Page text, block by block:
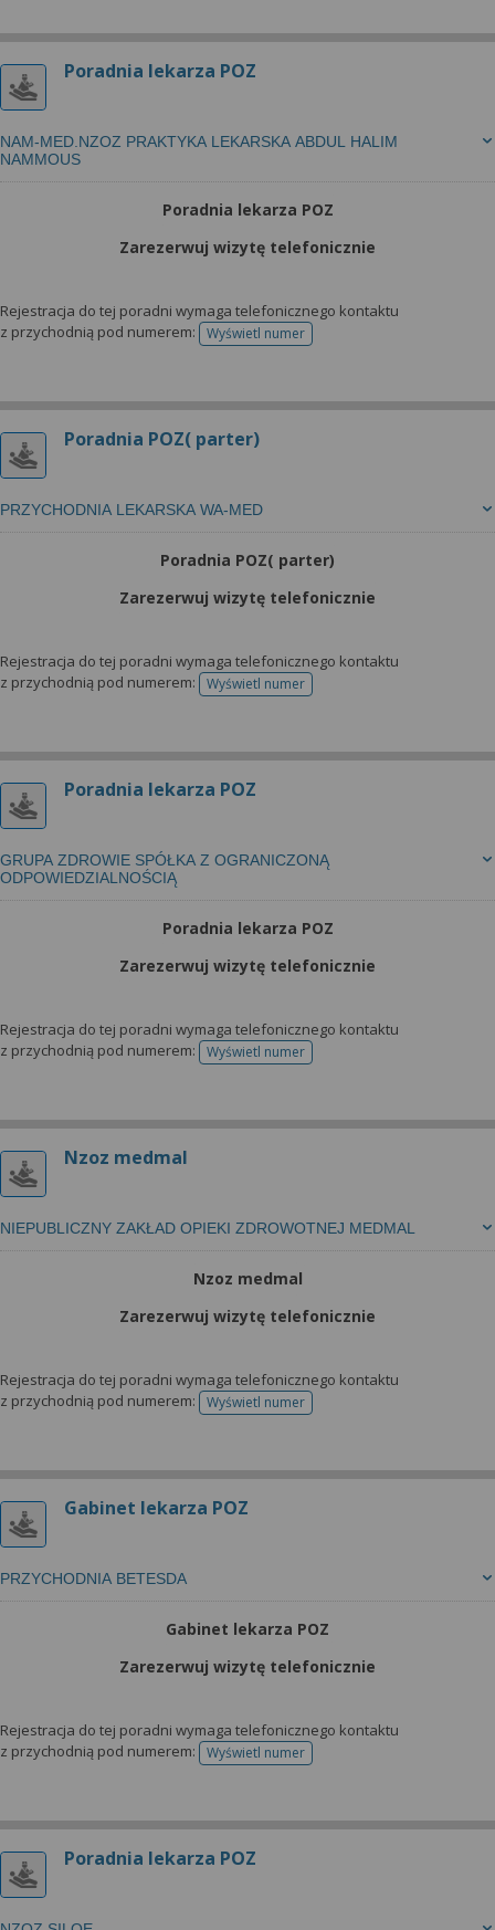
Poradnia lekarza POZ
NAM-MED.NZOZ PRAKTYKA LEKARSKA ABDUL HALIM
NAMMOUS
Poradnia lekarza POZ
Zarezerwuj wizytę telefonicznie
Rejestracja do tej poradni wymaga telefonicznego kontaktu
z przychodnią pod numerem:
Wyświetl numertelefonu do rejestracji
Poradnia POZ( parter)
PRZYCHODNIA LEKARSKA WA-MED
Poradnia POZ( parter)
Zarezerwuj wizytę telefonicznie
Rejestracja do tej poradni wymaga telefonicznego kontaktu
z przychodnią pod numerem:
Wyświetl numertelefonu do rejestracji
Poradnia lekarza POZ
GRUPA ZDROWIE SPÓŁKA Z OGRANICZONĄ
ODPOWIEDZIALNOŚCIĄ
Poradnia lekarza POZ
Zarezerwuj wizytę telefonicznie
Rejestracja do tej poradni wymaga telefonicznego kontaktu
z przychodnią pod numerem:
Wyświetl numertelefonu do rejestracji
Nzoz medmal
NIEPUBLICZNY ZAKŁAD OPIEKI ZDROWOTNEJ MEDMAL
Nzoz medmal
Zarezerwuj wizytę telefonicznie
Rejestracja do tej poradni wymaga telefonicznego kontaktu
z przychodnią pod numerem:
Wyświetl numertelefonu do rejestracji
Gabinet lekarza POZ
PRZYCHODNIA BETESDA
Gabinet lekarza POZ
Zarezerwuj wizytę telefonicznie
Rejestracja do tej poradni wymaga telefonicznego kontaktu
z przychodnią pod numerem:
Wyświetl numertelefonu do rejestracji
Poradnia lekarza POZ